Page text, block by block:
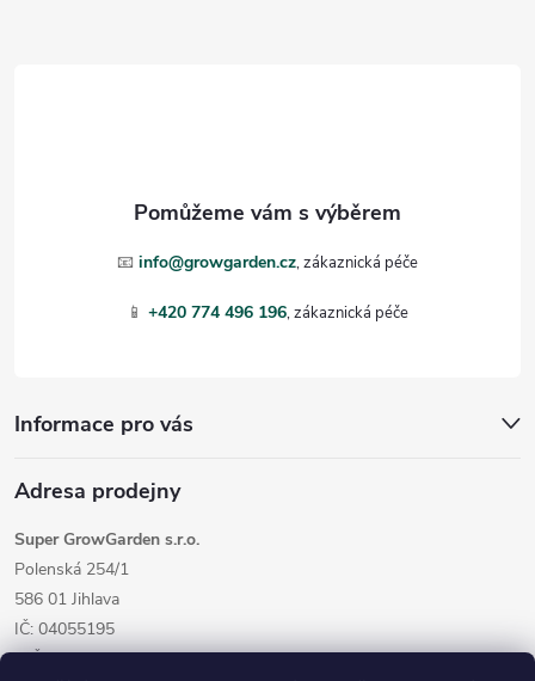
📧 info@growgarden.cz
📱 +420 774 496 196
Informace pro vás
Adresa prodejny
Super GrowGarden s.r.o.
Polenská 254/1
586 01 Jihlava
IČ: 04055195
DIČ: CZ04055195